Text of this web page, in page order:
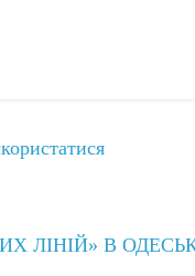
ЛІНІЙ» В